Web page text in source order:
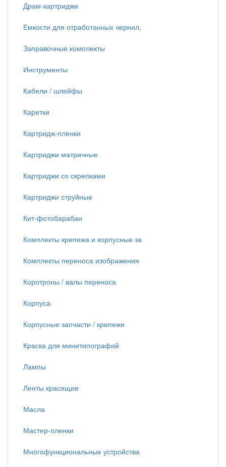
Драм-картриджи
Емкости для отработанных чернил,
Заправочные комплекты
Инструменты
Кабели / шлейфы
Каретки
Картридж-пленки
Картриджи матричные
Картриджи со скрепками
Картриджи струйные
Кит-фотобарабан
Комплекты крепежа и корпусные за
Комплекты переноса изображения
Коротроны / валы переноса
Корпуса
Корпусные запчасти / крепежи
Краска для минитипографий
Лампы
Ленты красящие
Масла
Мастер-пленки
Многофункциональные устройства